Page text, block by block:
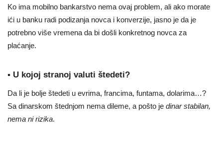
Ko ima mobilno bankarstvo nema ovaj problem, ali ako morate
ići u banku radi podizanja novca i konverzije, jasno je da je
potrebno više vremena da bi došli konkretnog novca za
plaćanje.
▪ U kojoj stranoj valuti štedeti?
Da li je bolje štedeti u evrima, francima, funtama, dolarima…?
Sa dinarskom štednjom nema dileme, a pošto je dinar stabilan,
nema ni rizika.